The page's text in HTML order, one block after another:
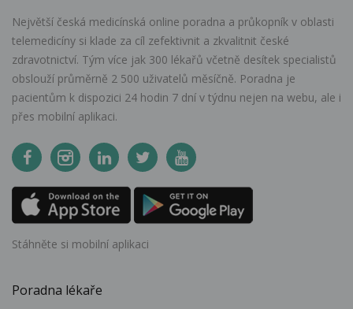
Největší česká medicínská online poradna a průkopník v oblasti
telemedicíny si klade za cíl zefektivnit a zkvalitnit české
zdravotnictví. Tým více jak 300 lékařů včetně desítek specialistů
obslouží průměrně 2 500 uživatelů měsíčně. Poradna je
pacientům k dispozici 24 hodin 7 dní v týdnu nejen na webu, ale i
přes mobilní aplikaci.
Stáhněte si mobilní aplikaci
Poradna lékaře